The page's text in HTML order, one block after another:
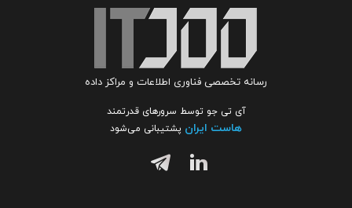
رسانه تخصصی فناوری اطلاعات و مراکز داده
آی تی جو توسط سرورهای قدرتمند
هاست ایران پشتیبانی می‌شود